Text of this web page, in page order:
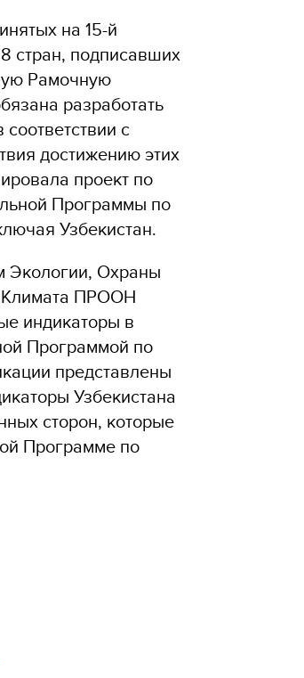
на 15-й
стран, подписавших
Рамочную
разработать
с
достижению этих
проект по
Программы по
Узбекистан.
Экологии, Охраны
ПРООН
индикаторы в
Программой по
представлены
Узбекистана
сторон, которые
Программе по